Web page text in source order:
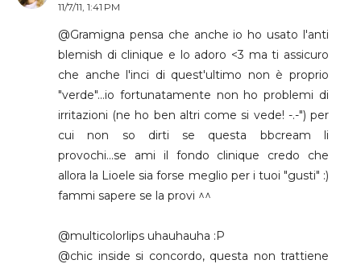
11/7/11, 1:41 PM
@Gramigna pensa che anche io ho usato l'anti
blemish di clinique e lo adoro <3 ma ti assicuro
che anche l'inci di quest'ultimo non è proprio
"verde"...io fortunatamente non ho problemi di
irritazioni (ne ho ben altri come si vede! -.-") per
cui non so dirti se questa bbcream li
provochi...se ami il fondo clinique credo che
allora la Lioele sia forse meglio per i tuoi "gusti" :)
fammi sapere se la provi ^^
@multicolorlips uhauhauha :P
@chic inside si concordo, questa non trattiene